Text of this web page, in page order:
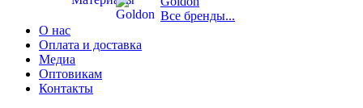
Все бренды...
О нас
Оплата и доставка
Медиа
Оптовикам
Контакты